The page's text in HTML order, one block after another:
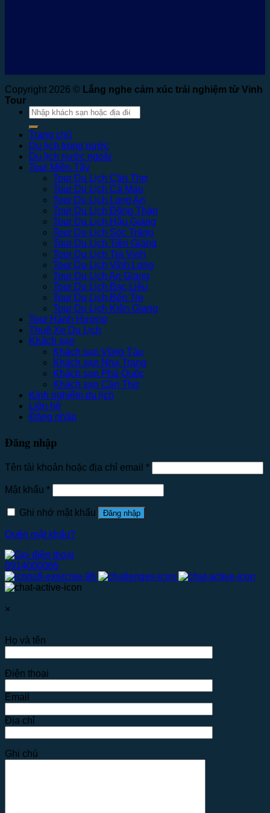
Copyright 2026 © Lắng nghe cảm xúc trải nghiệm từ Vinh
Tour
Tìm
kiếm:
Trang chủ
Du lịch trong nước
Du lịch nước ngoài
Tour Miền Tây
Tour Du Lịch Cần Thơ
Tour Du Lịch Cà Mau
Tour Du Lịch Long An
Tour Du Lịch Đồng Tháp
Tour Du Lịch Hậu Giang
Tour Du Lịch Sóc Trăng
Tour Du Lịch Tiền Giang
Tour Du Lịch Trà Vinh
Tour Du Lịch Vĩnh Long
Tour Du Lịch An Giang
Tour Du Lịch Bạc Liêu
Tour Du Lịch Bến Tre
Tour Du Lịch Kiên Giang
Tour Hành Hương
Thuê Xe Du Lịch
Khách sạn
Khách sạn Vũng Tàu
Khách sạn Nha Trang
Khách sạn Phú Quốc
Khách sạn Cần Thơ
Kinh nghiệm du lịch
Liên hệ
Đăng nhập
Đăng nhập
Tên tài khoản hoặc địa chỉ email *
Mật khẩu *
Ghi nhớ mật khẩu Đăng nhập
Quên mật khẩu?
0914000065
×
Họ và tên
Điện thoại
Email
Địa chỉ
Ghi chú